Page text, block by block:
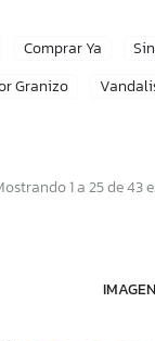
Comprar Ya
Granizo
1 a 25 de 43
IMAGEN